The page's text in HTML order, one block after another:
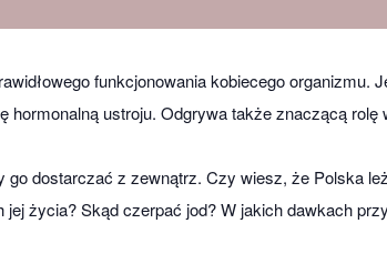
funkcjonowania kobiecego organizmu.
hormonalną ustroju. Odgrywa także znaczącą
dostarczać z zewnątrz. Czy wiesz, że Polska
życia? Skąd czerpać jod? W jakich dawkach